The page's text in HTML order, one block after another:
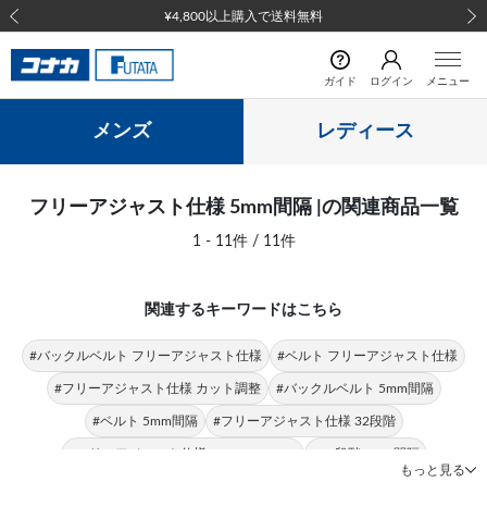
¥4,800以上購入で送料無料
前の画像
ガイド ログイン メニュー
メンズ レディース
フリーアジャスト仕様 5mm間隔 |の関連商品一覧
1 - 11件 / 11件
関連するキーワードはこちら
#バックルベルト フリーアジャスト仕様 #ベルト フリーアジャスト仕様
#フリーアジャスト仕様 カット調整 #バックルベルト 5mm間隔
#ベルト 5mm間隔 #フリーアジャスト仕様 32段階
#フリーアジャスト仕様 JOHN PEARSE #32段階 5mm間隔
もっと見る